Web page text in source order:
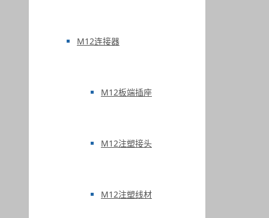
M12连接器
M12板端插座
M12注塑接头
M12注塑线材